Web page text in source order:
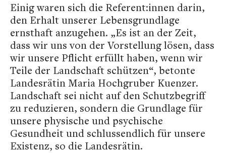
Einig waren sich die Referent:innen darin,
den Erhalt unserer Lebensgrundlage
ernsthaft anzugehen. „Es ist an der Zeit,
dass wir uns von der Vorstellung lösen, dass
wir unsere Pflicht erfüllt haben, wenn wir
Teile der Landschaft schützen“, betonte
Landesrätin Maria Hochgruber Kuenzer.
Landschaft sei nicht auf den Schutzbegriff
zu reduzieren, sondern die Grundlage für
unsere physische und psychische
Gesundheit und schlussendlich für unsere
Existenz, so die Landesrätin.